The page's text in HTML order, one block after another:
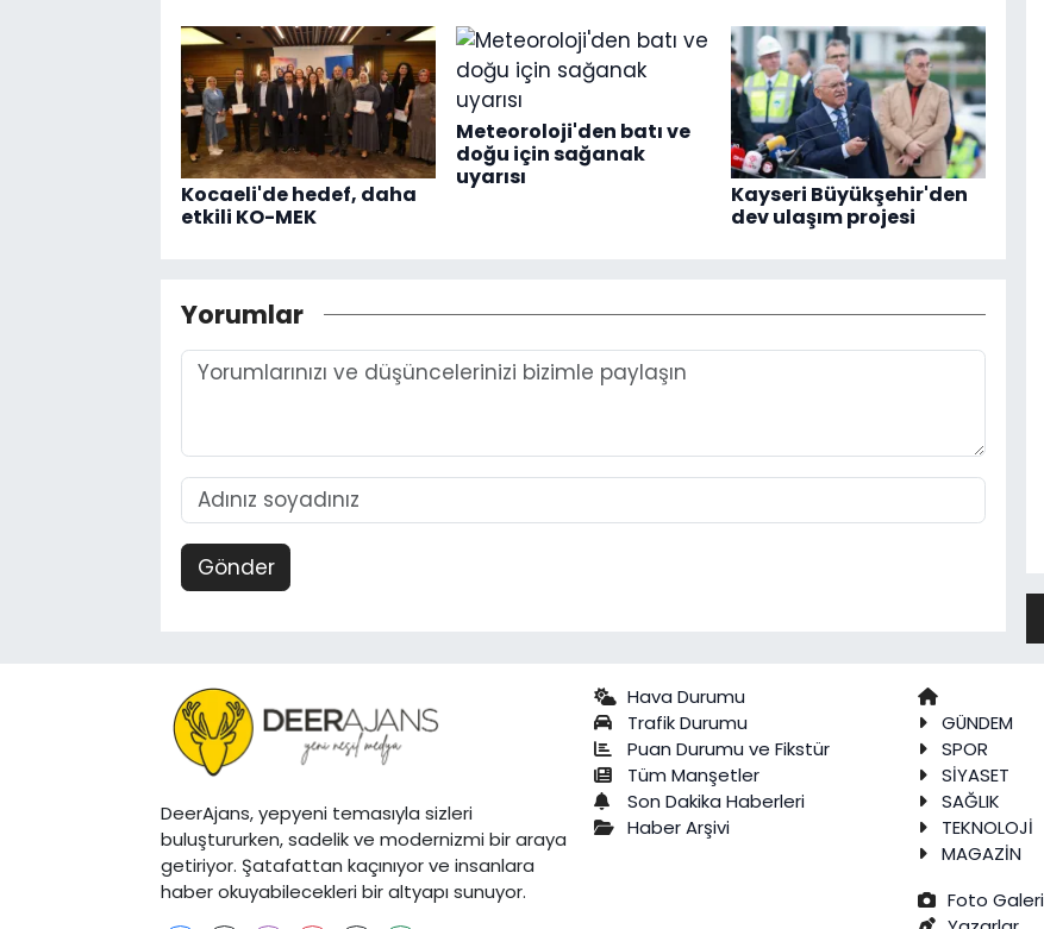
Kocaeli'de hedef, daha
etkili KO-MEK
Meteoroloji'den batı ve
doğu için sağanak
uyarısı
Kayseri Büyükşehir'den
dev ulaşım projesi
Yorumlar
Gönder
DeerAjans, yepyeni temasıyla sizleri
buluştururken, sadelik ve modernizmi bir araya
getiriyor. Şatafattan kaçınıyor ve insanlara
haber okuyabilecekleri bir altyapı sunuyor.
Hava Durumu
Trafik Durumu
Puan Durumu ve Fikstür
Tüm Manşetler
Son Dakika Haberleri
Haber Arşivi
GÜNDEM
SPOR
SİYASET
SAĞLIK
TEKNOLOJİ
MAGAZİN
Foto Galeri